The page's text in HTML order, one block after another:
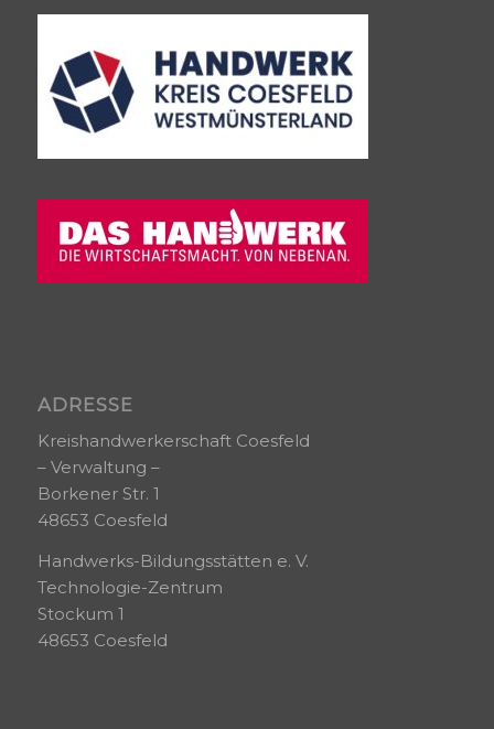
ADRESSE
Kreishandwerkerschaft Coesfeld
– Verwaltung –
Borkener Str. 1
48653 Coesfeld
Handwerks-Bildungsstätten e. V.
Technologie-Zentrum
Stockum 1
48653 Coesfeld